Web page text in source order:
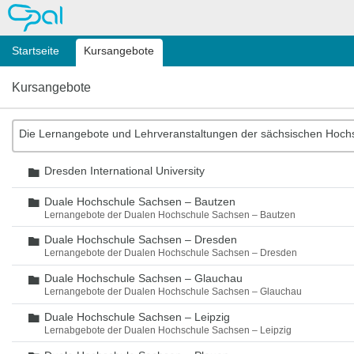
OPAL
Startseite Kursangebote
Kursangebote
Die Lernangebote und Lehrveranstaltungen der sächsischen
Ordner
Dresden International University
Ordner
Duale Hochschule Sachsen – Bautzen
Lernangebote der Dualen Hochschule Sachsen – Bautzen
Ordner
Duale Hochschule Sachsen – Dresden
Lernangebote der Dualen Hochschule Sachsen – Dresden
Ordner
Duale Hochschule Sachsen – Glauchau
Lernangebote der Dualen Hochschule Sachsen – Glauchau
Ordner
Duale Hochschule Sachsen – Leipzig
Lernabgebote der Dualen Hochschule Sachsen – Leipzig